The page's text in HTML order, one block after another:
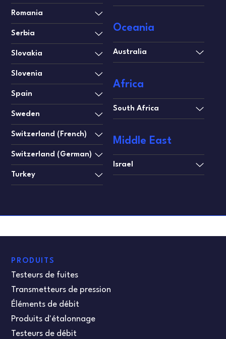
Romania
Serbia
Slovakia
Slovenia
Spain
Sweden
Switzerland (French)
Switzerland (German)
Turkey
Oceania
Australia
Africa
South Africa
Middle East
Israel
PRODUITS
Testeurs de fuites
Transmetteurs de pression
Éléments de débit
Produits d'étalonnage
Testeurs de débit